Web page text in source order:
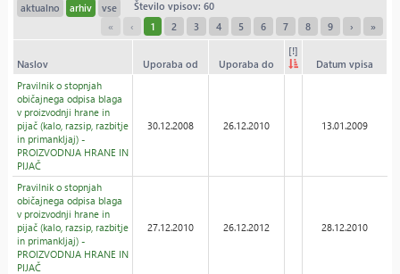
aktualno arhiv vse
Število vpisov: 60
«
‹ 1 2 3 4 5 6 7 8 9 › »
Naslov Uporaba od Uporaba do
[!]
Datum vpisa
Pravilnik o stopnjah
običajnega odpisa blaga
v proizvodnji hrane in
pijač (kalo, razsip, razbitje
in primankljaj) -
PROIZVODNJA HRANE IN
PIJAČ
30.12.2008 26.12.2010 13.01.2009
Pravilnik o stopnjah
običajnega odpisa blaga
v proizvodnji hrane in
pijač (kalo, razsip, razbitje
in primankljaj) -
PROIZVODNJA HRANE IN
PIJAČ
27.12.2010 26.12.2012 28.12.2010